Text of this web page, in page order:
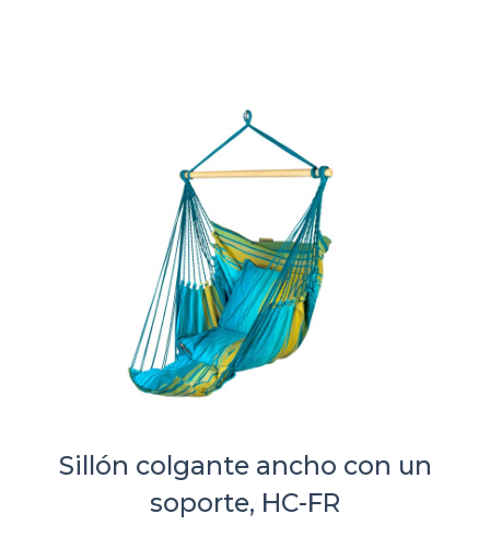
Sillón colgante ancho con un
soporte, HC-FR